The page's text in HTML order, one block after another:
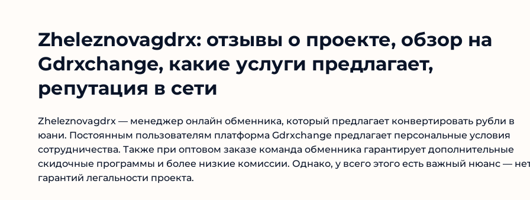
Zheleznovagdrx: отзывы о проекте, обзор на
Gdrxchange, какие услуги предлагает,
репутация в сети
Zheleznovagdrx — менеджер онлайн обменника, который предлагает конвертировать рубли в
юани. Постоянным пользователям платформа Gdrxchange предлагает персональные условия
сотрудничества. Также при оптовом заказе команда обменника гарантирует дополнительные
скидочные программы и более низкие комиссии. Однако, у всего этого есть важный нюанс — нет
гарантий легальности проекта.